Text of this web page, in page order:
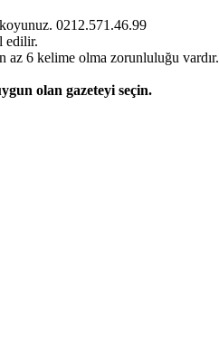
0212.571.46.99
edilir.
az 6 kelime olma zorunluluğu vardır.
olan gazeteyi seçin.